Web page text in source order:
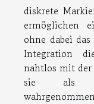
diskrete
ermöglichen
ohne dabei
Integration
nahtlos mit der
sie als